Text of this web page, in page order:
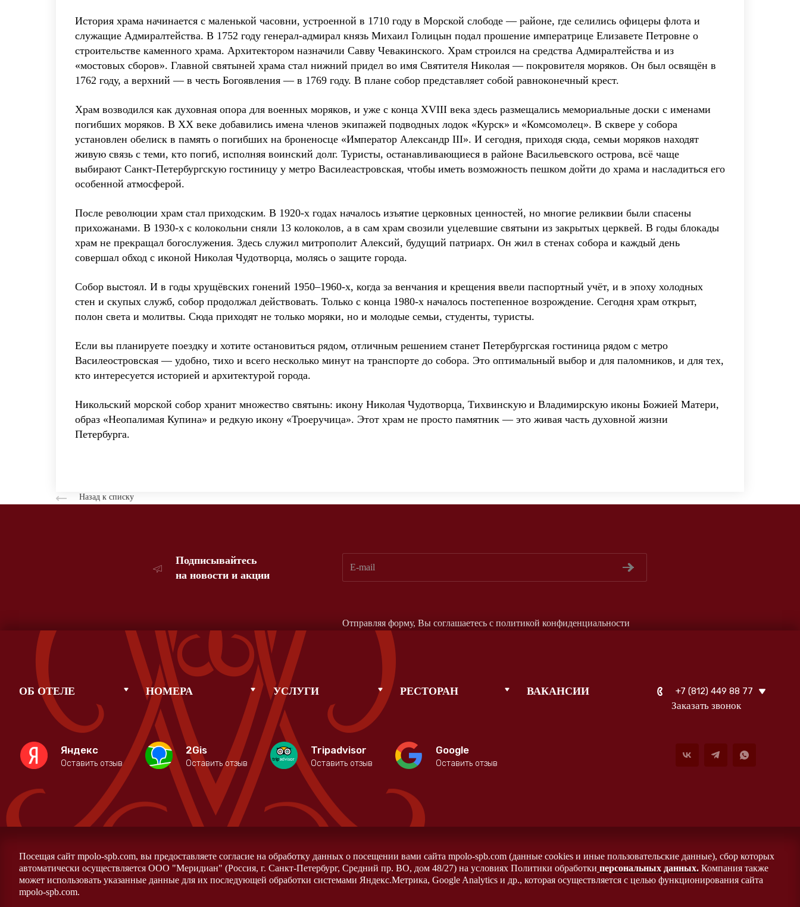
История храма начинается с маленькой часовни, устроенной в 1710 году в Морской слободе — районе, где селились офицеры флота и
служащие Адмиралтейства. В 1752 году генерал-адмирал князь Михаил Голицын подал прошение императрице Елизавете Петровне о
строительстве каменного храма. Архитектором назначили Савву Чевакинского. Храм строился на средства Адмиралтейства и из
«мостовых сборов». Главной святыней храма стал нижний придел во имя Святителя Николая — покровителя моряков. Он был освящён в
1762 году, а верхний — в честь Богоявления — в 1769 году. В плане собор представляет собой равноконечный крест.
Храм возводился как духовная опора для военных моряков, и уже с конца XVIII века здесь размещались мемориальные доски с именами
погибших моряков. В XX веке добавились имена членов экипажей подводных лодок «Курск» и «Комсомолец». В сквере у собора
установлен обелиск в память о погибших на броненосце «Император Александр III». И сегодня, приходя сюда, семьи моряков находят
живую связь с теми, кто погиб, исполняя воинский долг. Туристы, останавливающиеся в районе Васильевского острова, всё чаще
выбирают Санкт-Петербургскую гостиницу у метро Василеастровская, чтобы иметь возможность пешком дойти до храма и насладиться его
особенной атмосферой.
После революции храм стал приходским. В 1920-х годах началось изъятие церковных ценностей, но многие реликвии были спасены
прихожанами. В 1930-х с колокольни сняли 13 колоколов, а в сам храм свозили уцелевшие святыни из закрытых церквей. В годы блокады
храм не прекращал богослужения. Здесь служил митрополит Алексий, будущий патриарх. Он жил в стенах собора и каждый день
совершал обход с иконой Николая Чудотворца, молясь о защите города.
Собор выстоял. И в годы хрущёвских гонений 1950–1960-х, когда за венчания и крещения ввели паспортный учёт, и в эпоху холодных
стен и скупых служб, собор продолжал действовать. Только с конца 1980-х началось постепенное возрождение. Сегодня храм открыт,
полон света и молитвы. Сюда приходят не только моряки, но и молодые семьи, студенты, туристы.
Если вы планируете поездку и хотите остановиться рядом, отличным решением станет Петербургская гостиница рядом с метро
Василеостровская — удобно, тихо и всего несколько минут на транспорте до собора. Это оптимальный выбор и для паломников, и для тех,
кто интересуется историей и архитектурой города.
Никольский морской собор хранит множество святынь: икону Николая Чудотворца, Тихвинскую и Владимирскую иконы Божией Матери,
образ «Неопалимая Купина» и редкую икону «Троеручица». Этот храм не просто памятник — это живая часть духовной жизни
Петербурга.
Назад к списку
Подписывайтесь
на новости и акции
Отправляя форму, Вы соглашаетесь с политикой конфиденциальности
ОБ ОТЕЛЕ НОМЕРА УСЛУГИ РЕСТОРАН ВАКАНСИИ +7 (812) 449 88 77
Заказать звонок
Яндекс
Оставить отзыв
2Gis
Оставить отзыв
Tripadvisor
Оставить отзыв
Google
Оставить отзыв
Посещая сайт mpolo-spb.com, вы предоставляете согласие на обработку данных о посещении вами сайта mpolo-spb.com (данные cookies и иные пользовательские данные), сбор которых
автоматически осуществляется ООО "Меридиан" (Россия, г. Санкт-Петербург, Средний пр. ВО, дом 48/27) на условиях Политики обработки персональных данных. Компания также
может использовать указанные данные для их последующей обработки системами Яндекс.Метрика, Google Analytics и др., которая осуществляется с целью функционирования сайта
mpolo-spb.com.